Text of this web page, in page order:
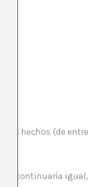
hechos (de entre
continuaría igual,